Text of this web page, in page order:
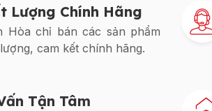
Lượng Chính Hãng
Hòa chỉ bán các sản phẩm
cam kết chính hãng.
Tận Tâm